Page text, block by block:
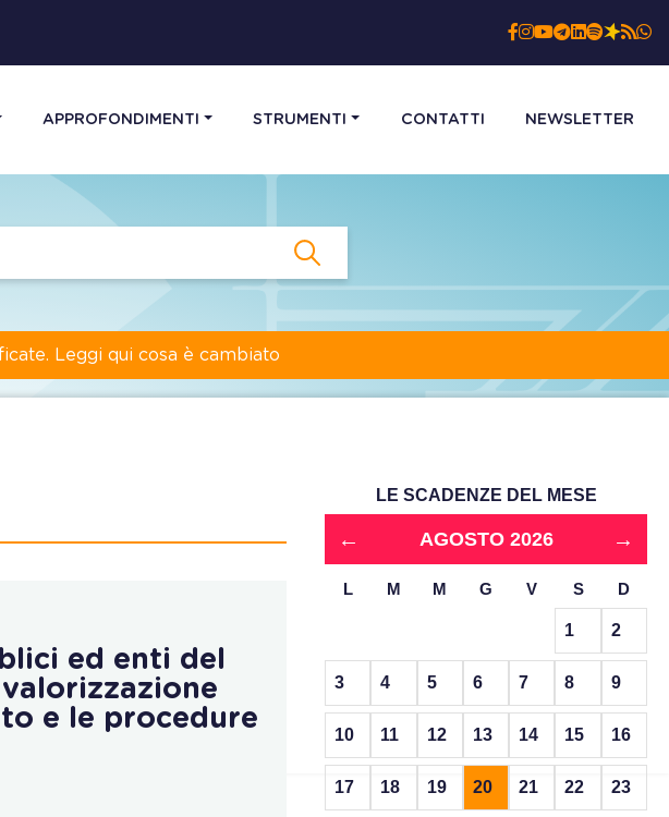
APPROFONDIMENTI STRUMENTI CONTATTI NEWSLETTER
Leggi qui cosa è cambiato
ed enti del
e le procedure
LE SCADENZE DEL MESE
← AGOSTO 2026 →
L M M G V S D
1 2
3 4 5 6 7 8 9
10 11 12 13 14 15 16
17 18 19 20 21 22 23